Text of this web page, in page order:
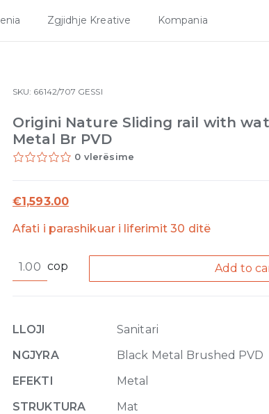
Zgjidhje Kreative Kompania
SKU: 66142/707 GESSI
Origini Nature Sliding rail with
Metal Br PVD
0 vlerësime
€1,593.00
Afati i parashikuar i liferimit 30 ditë
Nature
water
outlet
Black
Metal
cop Add to
LLOJI
Sanitari
NGJYRA
Black Metal Brushed PVD
EFEKTI
Metal
STRUKTURA
Mat